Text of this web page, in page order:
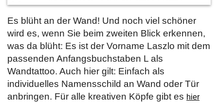
Es blüht an der Wand! Und noch viel schöner
wird es, wenn Sie beim zweiten Blick erkennen,
was da blüht: Es ist der Vorname Laszlo mit dem
passenden Anfangsbuchstaben L als
Wandtattoo. Auch hier gilt: Einfach als
individuelles Namensschild an Wand oder Tür
anbringen. Für alle kreativen Köpfe gibt es hier